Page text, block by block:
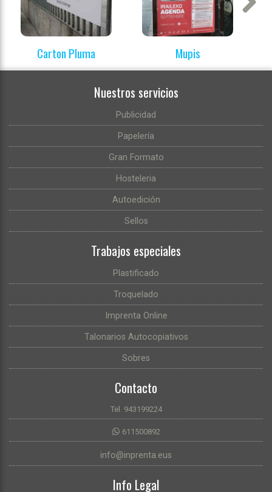
Carton Pluma Mupis
Nuestros servicios
Publicidad
Papelería
Gran Formato
Hosteleria
Autoedición
Sellos
Trabajos especiales
Plastificado
Troquelado
Imprenta Online
Talonarios Autocopiativos
Sobres
Contacto
Tel. 943199224
611500892
info@inprenta.eus
Info Legal